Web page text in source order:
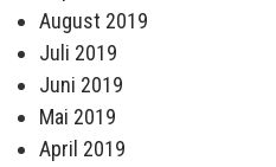
August 2019
Juli 2019
Juni 2019
Mai 2019
April 2019